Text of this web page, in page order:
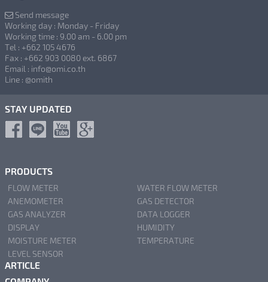
Send message
Working day : Monday - Friday
Working time : 9.00 am - 6.00 pm
Tel : +662 105 4676
Fax : +662 903 0080 ext. 6867
Email : info@omi.co.th
Line : @omith
STAY UPDATED
PRODUCTS
FLOW METER
WATER FLOW METER
ANEMOMETER
GAS DETECTOR
GAS ANALYZER
DATA LOGGER
DISPLAY
HUMIDITY
MOISTURE METER
TEMPERATURE
LEVEL SENSOR
ARTICLE